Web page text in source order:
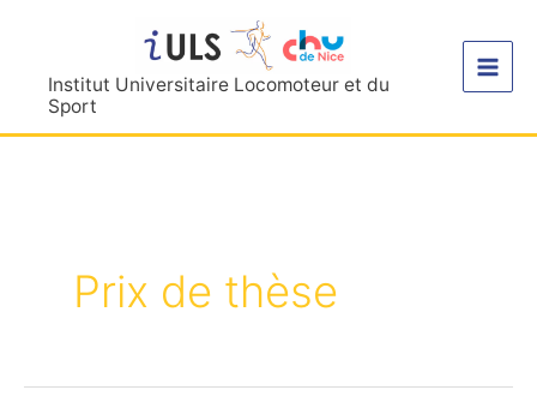
contenuInstitut Universitaire Locomoteur et du
Sport
Prix de thèse